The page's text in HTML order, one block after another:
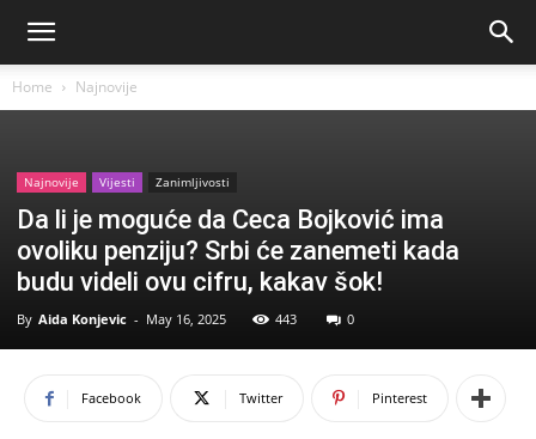
Home Najnovije
Najnovije Vijesti Zanimljivosti
Da li je moguće da Ceca Bojković ima
ovoliku penziju? Srbi će zanemeti kada
budu videli ovu cifru, kakav šok!
By Aida Konjevic - May 16, 2025 443 0
Facebook Twitter Pinterest